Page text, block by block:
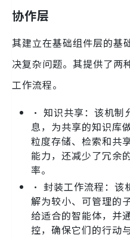
协作层
其建立在基础组件层的基
决复杂问题。其提供了两
工作流程。
• 知识共享：该机制
息，为共享的知识库
粒度存储、检索和共
能力，还减少了冗余
率。
• 封装工作流程：该
解为较小、可管理的
给适合的智能体，并
控，确保它们的行动